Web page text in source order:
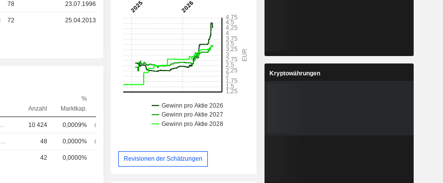
78 23.07.1996
72 25.04.2013
Anzahl
%
Marktkap.
10 424 0,0009%
48 0,0000%
42 0,0000% Revisionen der Schätzungen
Kryptowährungen